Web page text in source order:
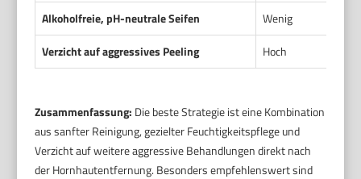
Alkoholfreie, pH-neutrale Seifen
Wenig
Verzicht auf aggressives Peeling
Hoch
Zusammenfassung: Die beste Strategie ist eine Kombination
aus sanfter Reinigung, gezielter Feuchtigkeitspflege und
Verzicht auf weitere aggressive Behandlungen direkt nach
der Hornhautentfernung. Besonders empfehlenswert sind